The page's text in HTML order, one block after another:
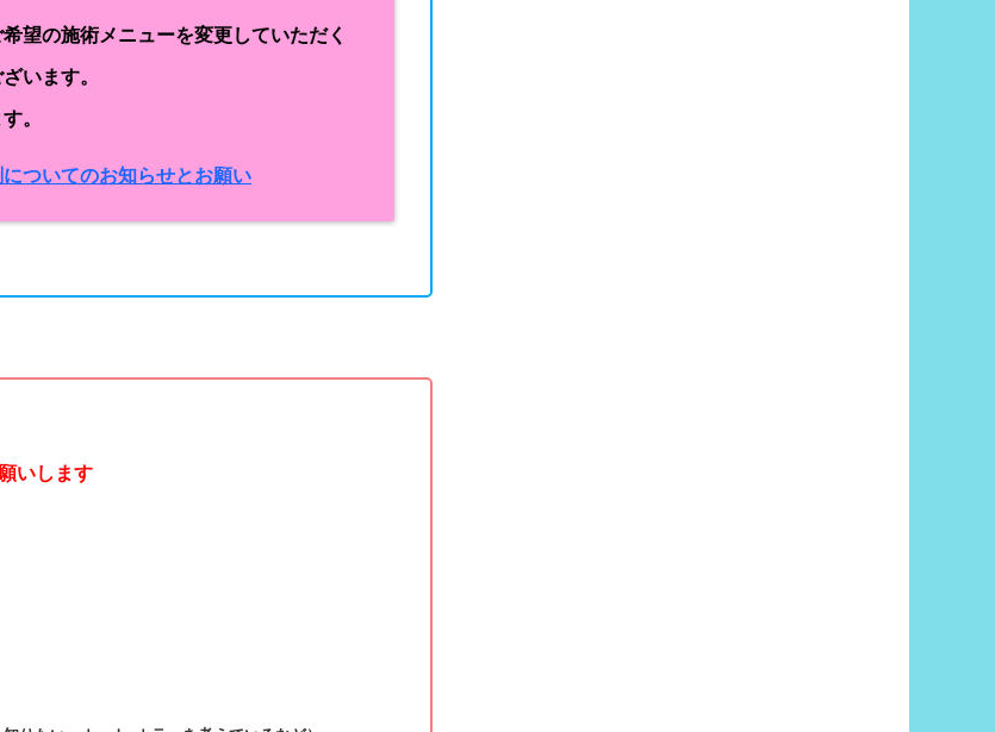
望の施術メニューを変更していただく
います。
。
ついてのお知らせとお願い
いします